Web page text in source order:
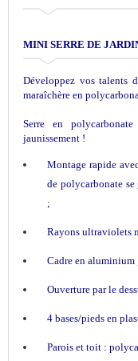
MINI SERRE DE
Développez vos talents
maraîchère en
Serre en
jaunissement !
Montage rapide
de polycarbonate
;
Rayons ultraviolets
Cadre en aluminium
Ouverture par le
4 bases/pieds en
Parois et toit :